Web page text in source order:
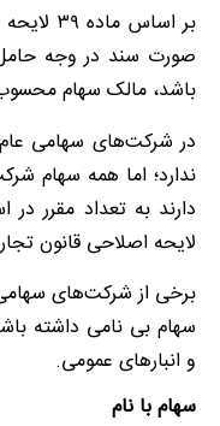
بر
صورت سند در وجه
باشد، مالک سهام
در شرکت‌های سهامی
ندارد؛ اما همه سهام
لایحه اصلاحی قانون
برخی از شرکت‌های
سهام بی نامی داشته
و انبارهای عمومی.
سهام با نام